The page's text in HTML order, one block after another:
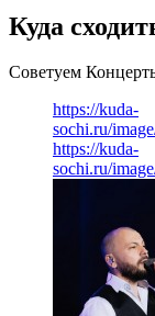
Куда
Советуем
https://kuda-
sochi.ru/
https://kuda-
sochi.ru/